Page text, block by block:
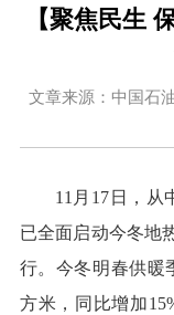
【聚焦民生
文章来源：中国
11月17日，从
已全面启动今冬地
行。今冬明春供暖
方米，同比增加